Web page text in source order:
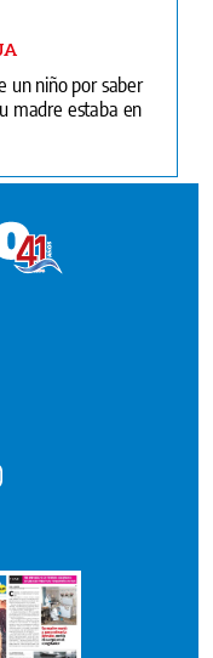
un niño por saber
madre estaba en